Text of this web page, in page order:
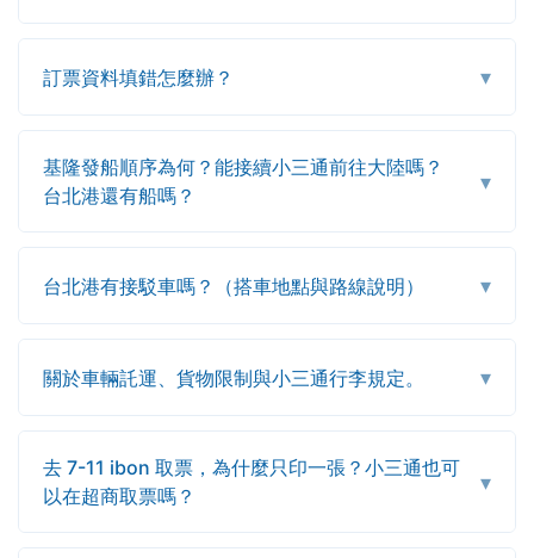
訂票資料填錯怎麼辦？ ▾
基隆發船順序為何？能接續小三通前往大陸嗎？
台北港還有船嗎？
▾
台北港有接駁車嗎？（搭車地點與路線說明） ▾
關於車輛託運、貨物限制與小三通行李規定。 ▾
去 7-11 ibon 取票，為什麼只印一張？小三通也可
以在超商取票嗎？
▾